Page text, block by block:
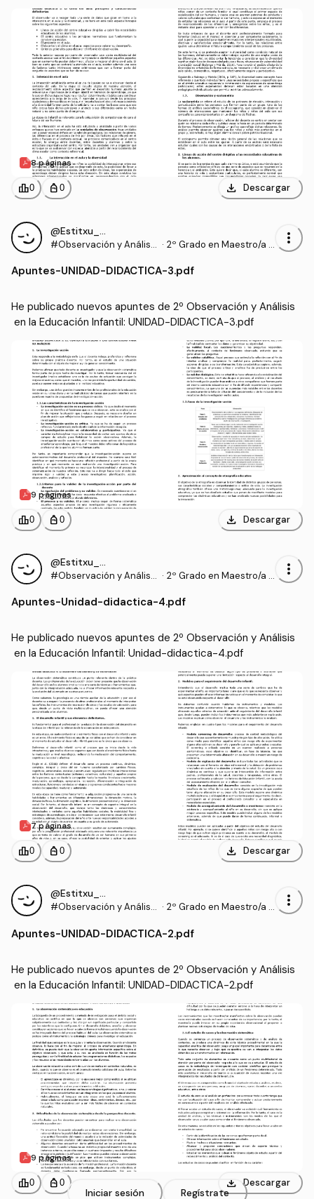
8 páginas
leaderboard0 personal_bag 0 download Descargar
@Estitxu_98
#Observación y Análisis · 2º Grado en Maestro/a d
more_vert
Apuntes-UNIDAD-DIDACTICA-3.pdf
He publicado nuevos apuntes de 2º Observación y Análisis
en la Educación Infantil: UNIDAD-DIDACTICA-3.pdf
9 páginas
leaderboard0 personal_bag 0 download Descargar
@Estitxu_98
#Observación y Análisis · 2º Grado en Maestro/a d
more_vert
Apuntes-Unidad-didactica-4.pdf
He publicado nuevos apuntes de 2º Observación y Análisis
en la Educación Infantil: Unidad-didactica-4.pdf
7 páginas
leaderboard0 personal_bag 0 download Descargar
@Estitxu_98
#Observación y Análisis · 2º Grado en Maestro/a d
more_vert
Apuntes-UNIDAD-DIDACTICA-2.pdf
He publicado nuevos apuntes de 2º Observación y Análisis
en la Educación Infantil: UNIDAD-DIDACTICA-2.pdf
9 páginas
leaderboard0 personal_bag 0 download Descargar
Iniciar sesión Regístrate